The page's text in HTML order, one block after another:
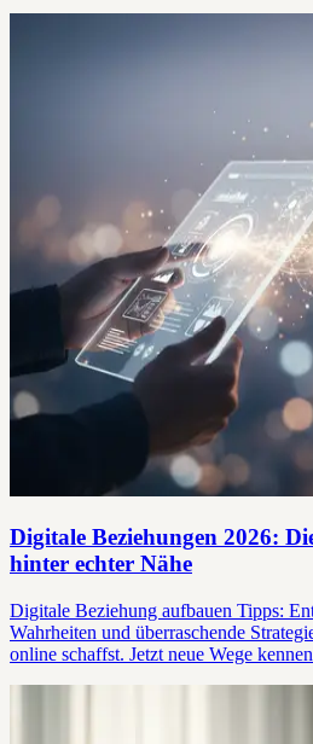
Digitale Beziehungen 2026:
hinter echter Nähe
Digitale Beziehung aufbauen Tipps:
Wahrheiten und überraschende
online schaffst. Jetzt neue Wege